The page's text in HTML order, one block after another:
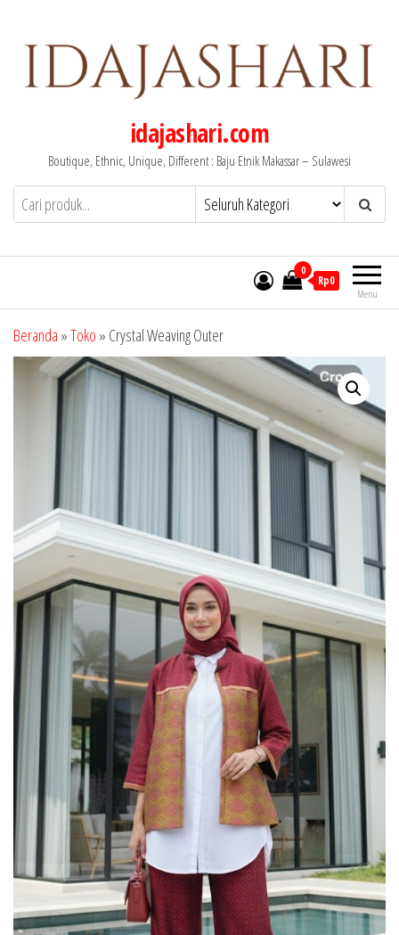
idajashari.com
Boutique, Ethnic, Unique, Different : Baju Etnik Makassar – Sulawesi
Menu
0
Rp0
Beranda »Toko » Crystal Weaving Outer